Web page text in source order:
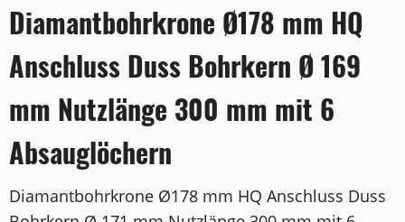
Diamantbohrkrone Ø178 mm HQ
Anschluss Duss Bohrkern Ø 169
mm Nutzlänge 300 mm mit 6
Absauglöchern
Diamantbohrkrone Ø178 mm HQ Anschluss Duss